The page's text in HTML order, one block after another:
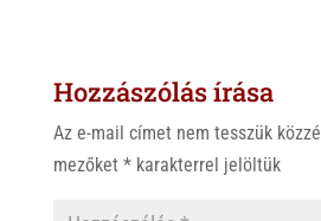
Hozzászólás írása
Az e-mail címet nem tesszük
mezőket *karakterrel jelöltük